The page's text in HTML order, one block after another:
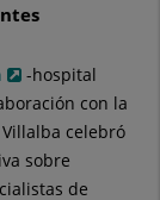
-hospital
con la
celebró
sobre
de